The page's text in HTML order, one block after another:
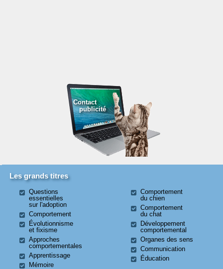
Contact
publicité
Les grands titres
Questions
essentielles
sur l'adoption
Comportement
Évolutionnisme
et fixisme
Approches
comportementales
Apprentissage
Mémoire
Comportement
du chien
Comportement
du chat
Développement
comportemental
Organes des sens
Communication
Éducation